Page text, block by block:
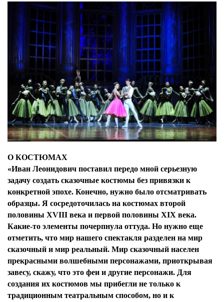
О КОСТЮМАХ
«Иван Леонидович поставил передо мной серьезную
задачу создать сказочные костюмы без привязки к
конкретной эпохе. Конечно, нужно было отсматривать
образцы. Я сосредоточилась на костюмах второй
половины XVIII века и первой половины XIX века.
Какие-то элементы почерпнула оттуда. Но нужно еще
отметить, что мир нашего спектакля разделен на мир
сказочный и мир реальный. Мир сказочный населен
прекрасными волшебными персонажами, приоткрывая
завесу, скажу, что это феи и другие персонажи. Для
создания их костюмов мы прибегли не только к
традиционным театральным способом, но и к